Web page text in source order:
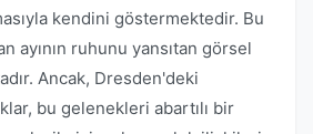
kendini göstermektedir. Bu
ayının ruhunu yansıtan görsel
Ancak, Dresden'deki
bu gelenekleri abartılı bir